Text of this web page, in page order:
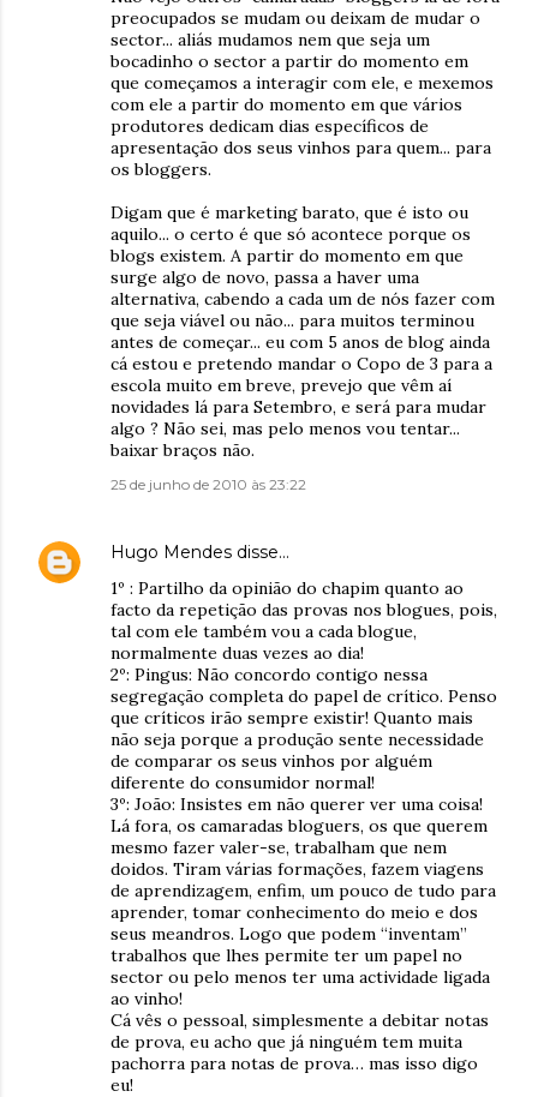
preocupados se mudam ou deixam de mudar o
sector... aliás mudamos nem que seja um
bocadinho o sector a partir do momento em
que começamos a interagir com ele, e mexemos
com ele a partir do momento em que vários
produtores dedicam dias específicos de
apresentação dos seus vinhos para quem... para
os bloggers.
Digam que é marketing barato, que é isto ou
aquilo... o certo é que só acontece porque os
blogs existem. A partir do momento em que
surge algo de novo, passa a haver uma
alternativa, cabendo a cada um de nós fazer com
que seja viável ou não... para muitos terminou
antes de começar... eu com 5 anos de blog ainda
cá estou e pretendo mandar o Copo de 3 para a
escola muito em breve, prevejo que vêm aí
novidades lá para Setembro, e será para mudar
algo ? Não sei, mas pelo menos vou tentar...
baixar braços não.
25 de junho de 2010 às 23:22
Hugo Mendes disse…
1º : Partilho da opinião do chapim quanto ao
facto da repetição das provas nos blogues, pois,
tal com ele também vou a cada blogue,
normalmente duas vezes ao dia!
2º: Pingus: Não concordo contigo nessa
segregação completa do papel de crítico. Penso
que críticos irão sempre existir! Quanto mais
não seja porque a produção sente necessidade
de comparar os seus vinhos por alguém
diferente do consumidor normal!
3º: João: Insistes em não querer ver uma coisa!
Lá fora, os camaradas bloguers, os que querem
mesmo fazer valer-se, trabalham que nem
doidos. Tiram várias formações, fazem viagens
de aprendizagem, enfim, um pouco de tudo para
aprender, tomar conhecimento do meio e dos
seus meandros. Logo que podem “inventam”
trabalhos que lhes permite ter um papel no
sector ou pelo menos ter uma actividade ligada
ao vinho!
Cá vês o pessoal, simplesmente a debitar notas
de prova, eu acho que já ninguém tem muita
pachorra para notas de prova… mas isso digo
eu!